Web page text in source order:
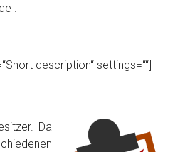
.
description“ settings=““]
Da